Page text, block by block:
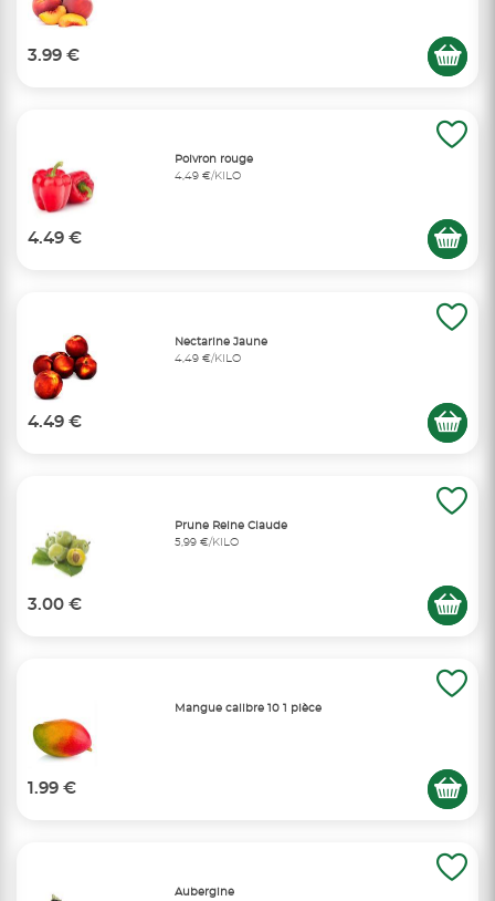
3.99 €
Poivron rouge
4,49 €/KILO
4.49 €
Nectarine Jaune
4,49 €/KILO
4.49 €
Prune Reine Claude
5,99 €/KILO
3.00 €
Mangue calibre 10 1 pièce
1.99 €
Aubergine